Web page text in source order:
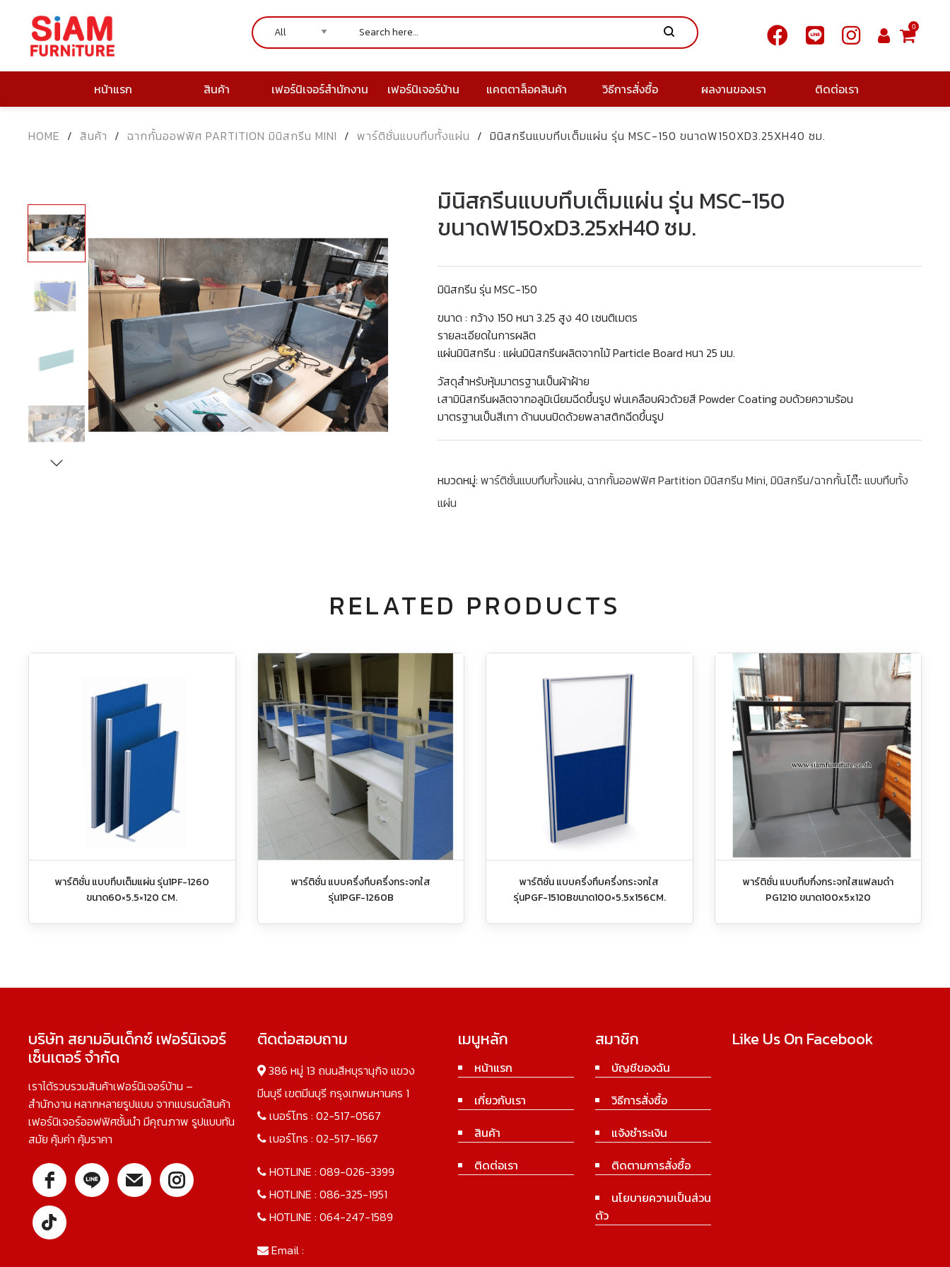
0
หน้าแรก สินค้า เฟอร์นิเจอร์สำนักงาน เฟอร์นิเจอร์บ้าน แคตตาล็อคสินค้า วิธีการสั่งซื้อ ผลงานของเรา ติดต่อเรา
HOME / สินค้า / ฉากกั้นออฟฟิศ PARTITION มินิสกรีน MINI / พาร์ติชั่นแบบทึบทั้งแผ่น / มินิสกรีนแบบทึบเต็มแผ่น รุ่น MSC-150 ขนาดW150XD3.25XH40 ซม.
มินิสกรีนแบบทึบเต็มแผ่น รุ่น MSC-150
ขนาดW150xD3.25xH40 ซม.
มินิสกรีน รุ่น MSC-150
ขนาด : กว้าง 150 หนา 3.25 สูง 40 เซนติเมตร
รายละเอียดในการผลิต
แผ่นมินิสกรีน : แผ่นมินิสกรีนผลิตจากไม้ Particle Board หนา 25 มม.
วัสดุสำหรับหุ้มมาตรฐานเป็นผ้าฝ้าย
เสามินิสกรีนผลิตจากอลูมิเนียมฉีดขึ้นรูป พ่นเคลือบผิวด้วยสี Powder Coating อบด้วยความร้อน
มาตรฐานเป็นสีเทา ด้านบนปิดด้วยพลาสติกฉีดขึ้นรูป
หมวดหมู่:พาร์ติชั่นแบบทึบทั้งแผ่น,ฉากกั้นออฟฟิศ Partition มินิสกรีน Mini,มินิสกรีน/ฉากกั้นโต๊ะ แบบทึบทั้ง
แผ่น
RELATED PRODUCTS
พาร์ติชั่น แบบทึบเต็มแผ่น รุ่น1PF-1260
ขนาด60×5.5×120 CM.
พาร์ติชั่น แบบครึ่งทึบครึ่งกระจกใส
รุ่น1PGF-1260B
พาร์ติชั่น แบบครึ่งทึบครึ่งกระจกใส
รุ่นPGF-1510Bขนาด100×5.5x156CM.
พาร์ติชั่น แบบทึบกึ่งกระจกใสแฟลมดำ
PG1210 ขนาด100x5x120
บริษัท สยามอินเด็กซ์ เฟอร์นิเจอร์
เซ็นเตอร์ จำกัด
เราได้รวบรวมสินค้าเฟอร์นิเจอร์บ้าน –
สำนักงาน หลากหลายรูปแบบ จากแบรนด์สินค้า
เฟอร์นิเจอร์ออฟฟิศชั้นนำ มีคุณภาพ รูปแบบทัน
สมัย คุ้มค่า คุ้มราคา
ติดต่อสอบถาม
386 หมู่ 13 ถนนสีหบุรานุกิจ แขวง
มีนบุรี เขตมีนบุรี กรุงเทพมหานคร 1
เบอร์โทร : 02-517-0567
เบอร์โทร : 02-517-1667
HOTLINE : 089-026-3399
HOTLINE : 086-325-1951
HOTLINE : 064-247-1589
Email :
เมนูหลัก
หน้าแรก
เกี่ยวกับเรา
สินค้า
ติดต่อเรา
สมาชิก
บัญชีของฉัน
วิธีการสั่งซื้อ
แจ้งชำระเงิน
ติดตามการสั่งซื้อ
นโยบายความเป็นส่วน
ตัว
Like Us On Facebook